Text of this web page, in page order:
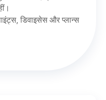
डिवाइसेस और प्लान्स